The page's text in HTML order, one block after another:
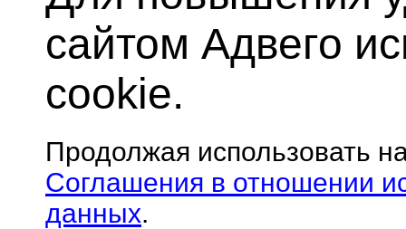
сайтом Адвего
cookie.
Продолжая использовать
Соглашения в отношении
данных.